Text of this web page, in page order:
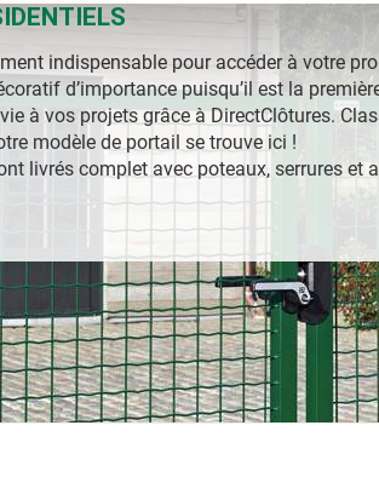
indispensable pour accéder à votre
d’importance puisqu’il est la
à vos projets grâce à DirectClôtures.
modèle de portail se trouve ici !
livrés complet avec poteaux, serrures et